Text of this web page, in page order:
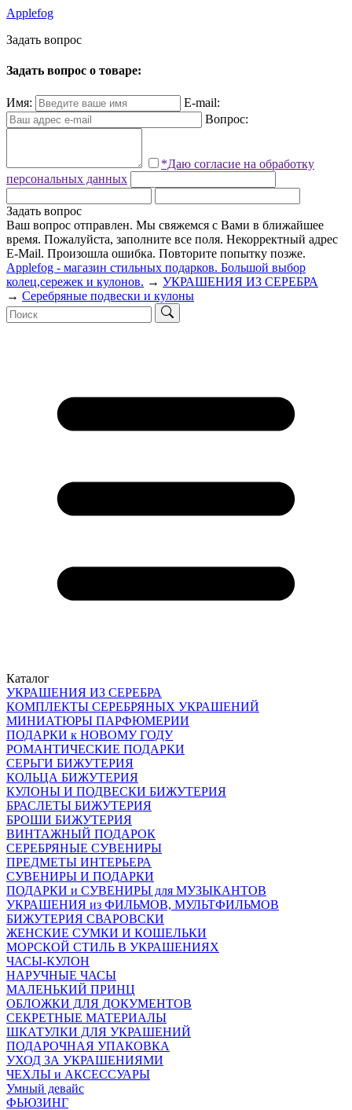
Applefog
Задать вопрос
Задать вопрос о товаре:
Имя:
E-mail:
Вопрос:
*Даю согласие на обработку
персональных данных
Задать вопрос
Ваш вопрос отправлен. Мы свяжемся с Вами в ближайшее
время. Пожалуйста, заполните все поля. Некорректный адрес
E-Mail. Произошла ошибка. Повторите попытку позже.
Applefog - магазин стильных подарков. Большой выбор
колец,сережек и кулонов. → УКРАШЕНИЯ ИЗ СЕРЕБРА
→ Серебряные подвески и кулоны
Каталог
УКРАШЕНИЯ ИЗ СЕРЕБРА
КОМПЛЕКТЫ СЕРЕБРЯНЫХ УКРАШЕНИЙ
МИНИАТЮРЫ ПАРФЮМЕРИИ
ПОДАРКИ к НОВОМУ ГОДУ
РОМАНТИЧЕСКИЕ ПОДАРКИ
СЕРЬГИ БИЖУТЕРИЯ
КОЛЬЦА БИЖУТЕРИЯ
КУЛОНЫ И ПОДВЕСКИ БИЖУТЕРИЯ
БРАСЛЕТЫ БИЖУТЕРИЯ
БРОШИ БИЖУТЕРИЯ
ВИНТАЖНЫЙ ПОДАРОК
СЕРЕБРЯНЫЕ СУВЕНИРЫ
ПРЕДМЕТЫ ИНТЕРЬЕРА
СУВЕНИРЫ И ПОДАРКИ
ПОДАРКИ и СУВЕНИРЫ для МУЗЫКАНТОВ
УКРАШЕНИЯ из ФИЛЬМОВ, МУЛЬТФИЛЬМОВ
БИЖУТЕРИЯ СВАРОВСКИ
ЖЕНСКИЕ СУМКИ И КОШЕЛЬКИ
МОРСКОЙ СТИЛЬ В УКРАШЕНИЯХ
ЧАСЫ-КУЛОН
НАРУЧНЫЕ ЧАСЫ
МАЛЕНЬКИЙ ПРИНЦ
ОБЛОЖКИ ДЛЯ ДОКУМЕНТОВ
СЕКРЕТНЫЕ МАТЕРИАЛЫ
ШКАТУЛКИ ДЛЯ УКРАШЕНИЙ
ПОДАРОЧНАЯ УПАКОВКА
УХОД ЗА УКРАШЕНИЯМИ
ЧEХЛЫ и АКСЕССУАРЫ
Умный девайс
ФЬЮЗИНГ